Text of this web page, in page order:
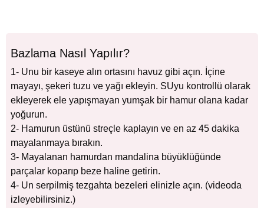
Bazlama Nasıl Yapılır?
1- Unu bir kaseye alın ortasını havuz gibi açın. İçine
mayayı, şekeri tuzu ve yağı ekleyin. SUyu kontrollü olarak
ekleyerek ele yapışmayan yumşak bir hamur olana kadar
yoğurun.
2- Hamurun üstünü streçle kaplayın ve en az 45 dakika
mayalanmaya bırakın.
3- Mayalanan hamurdan mandalina büyüklüğünde
parçalar koparıp beze haline getirin.
4- Un serpilmiş tezgahta bezeleri elinizle açın. (videoda
izleyebilirsiniz.)